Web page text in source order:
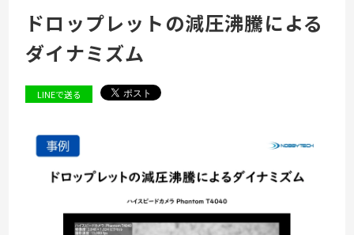
ドロップレットの減圧沸騰による
ダイナミズム
LINEで送る